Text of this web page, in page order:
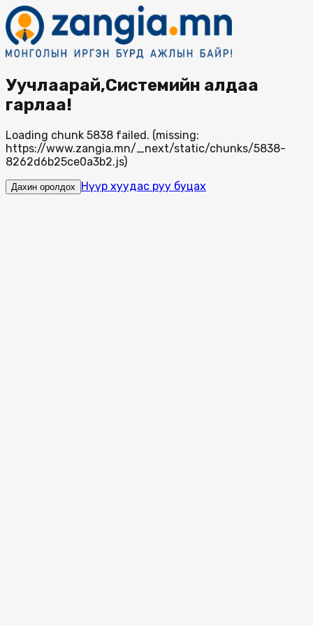
Уучлаарай,Системийн алдаа
гарлаа!
Loading chunk 5838 failed. (missing:
https://www.zangia.mn/_next/static/chunks/5838-
8262d6b25ce0a3b2.js)
Дахин оролдох Нүүр хуудас руу буцах